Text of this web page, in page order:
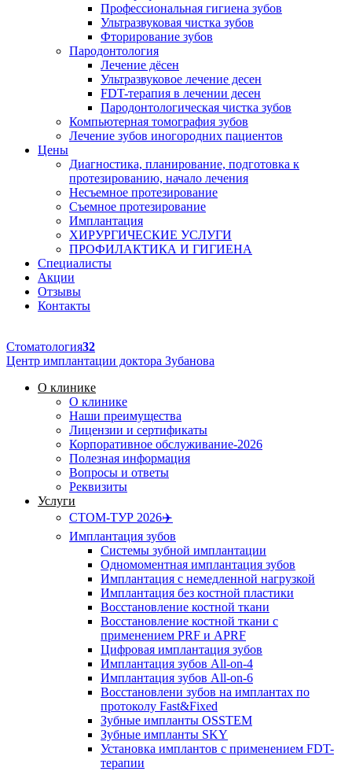
Профессиональная гигиена зубов
Ультразвуковая чистка зубов
Фторирование зубов
Пародонтология
Лечение дёсен
Ультразвуковое лечение десен
FDT-терапия в лечении десен
Пародонтологическая чистка зубов
Компьютерная томография зубов
Лечение зубов иногородних пациентов
Цены
Диагностика, планирование, подготовка к
протезированию, начало лечения
Несъемное протезирование
Съемное протезирование
Имплантация
ХИРУРГИЧЕСКИЕ УСЛУГИ
ПРОФИЛАКТИКА И ГИГИЕНА
Специалисты
Акции
Отзывы
Контакты
Стоматология32
Центр имплантации доктора Зубанова
О клинике
О клинике
Наши преимущества
Лицензии и сертификаты
Корпоративное обслуживание-2026
Полезная информация
Вопросы и ответы
Реквизиты
Услуги
СТОМ-ТУР 2026✈️
Имплантация зубов
Системы зубной имплантации
Одномоментная имплантация зубов
Имплантация с немедленной нагрузкой
Имплантация без костной пластики
Восстановление костной ткани
Восстановление костной ткани с
применением PRF и APRF
Цифровая имплантация зубов
Имплантация зубов All-on-4
Имплантация зубов All-on-6
Восстановлени зубов на имплантах по
протоколу Fast&Fixed
Зубные импланты OSSTEM
Зубные импланты SKY
Установка имплантов с применением FDT-
терапии